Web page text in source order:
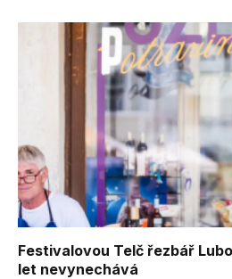
Festivalovou Telč řezbář
let nevynechává